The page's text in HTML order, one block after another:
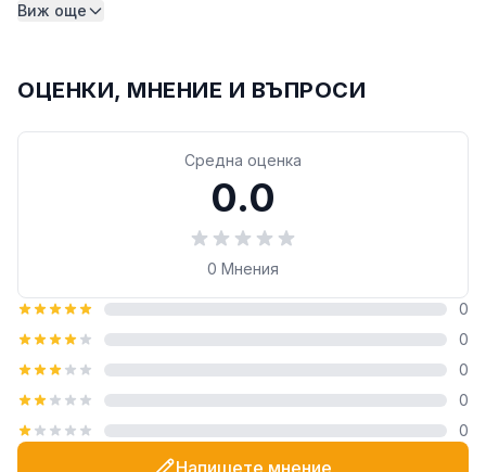
Виж още
ОЦЕНКИ, МНЕНИЕ И ВЪПРОСИ
Средна оценка
0.0
0 Мнения
0
0
0
0
0
Напишете мнение